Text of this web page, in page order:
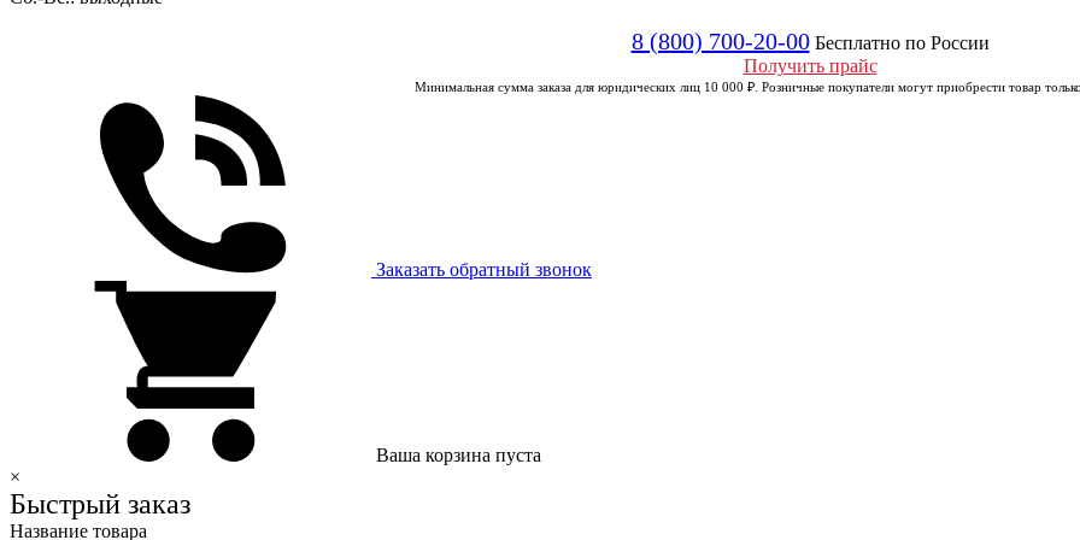
8 (800) 700-20-00 Бесплатно по России
Получить прайс
Минимальная сумма заказа для юридических лиц 10 000 ₽. Розничные покупатели могут приобрести товар
Заказать обратный звонок
Ваша корзина пуста
×
Быстрый заказ
Название товара